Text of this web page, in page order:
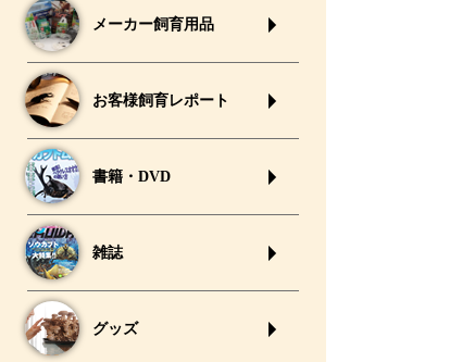
メーカー飼育用品
お客様飼育レポート
書籍・DVD
雑誌
グッズ